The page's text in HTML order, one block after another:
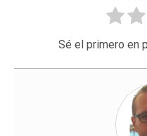
Sé el primero en